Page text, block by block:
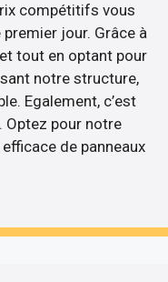
compétitifs vous
jour. Grâce à
tout en optant pour
notre structure,
Egalement, c’est
Optez pour notre
de panneaux